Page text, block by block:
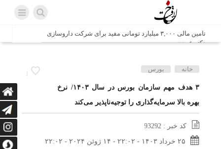
تامین مالی ۳,۰۰۰ میلیارد تومانی مفید برای شرکت داروسازی
دکتر عبیدی
شش وزیر کابینه پاکستان با حضور در سفارت ایران در اسلام
اتابک: ظرفیت های جدید همکاری‌های تجاری ایران و پاکستان با
محوریت بخش خصوصی فعال می‌شود
در مسیر جا‌مانده‌ها، دل‌ها به کربلا رسیده است
وزیر صمت خواستار پیگیری کانتینرهای ایرانی در بندر کراچی
1
خانه بورس
۳ هدف مهم سازمان بورس در سال ۱۴۰۳/ نرخ
بهره بالا سرمایه‌گذاری را توجیه‌ناپذیر می‌کند
کد خبر : 93292
۲۵ خرداد ۱۴۰۳ - ۲۲:۰۲ - ۱۴ ژوئن ۲۰۲۴ - ۲۲:۰۲